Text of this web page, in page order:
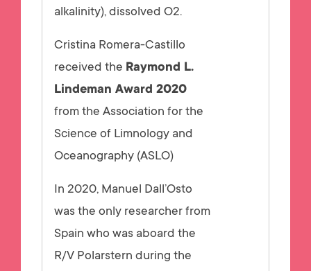
alkalinity), dissolved O2.
Cristina Romera-Castillo
received the Raymond L.
Lindeman Award 2020
from the Association for the
Science of Limnology and
Oceanography (ASLO)
In 2020, Manuel Dall’Osto
was the only researcher from
Spain who was aboard the
R/V Polarstern during the